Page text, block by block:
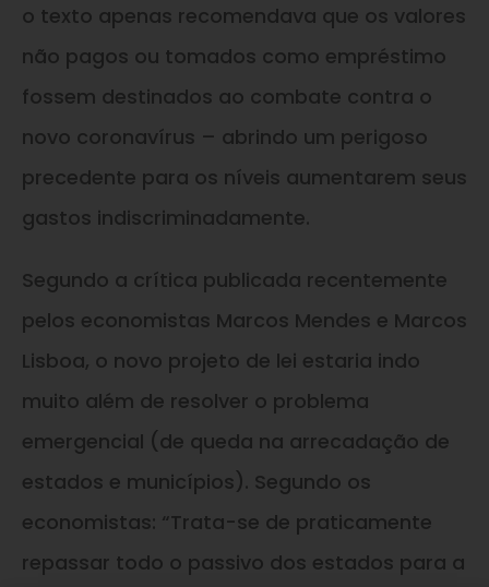
o texto apenas recomendava que os valores
não pagos ou tomados como empréstimo
fossem destinados ao combate contra o
novo coronavírus – abrindo um perigoso
precedente para os níveis aumentarem seus
gastos indiscriminadamente.
Segundo a crítica publicada recentemente
pelos economistas Marcos Mendes e Marcos
Lisboa, o novo projeto de lei estaria indo
muito além de resolver o problema
emergencial (de queda na arrecadação de
estados e municípios). Segundo os
economistas: “Trata-se de praticamente
repassar todo o passivo dos estados para a